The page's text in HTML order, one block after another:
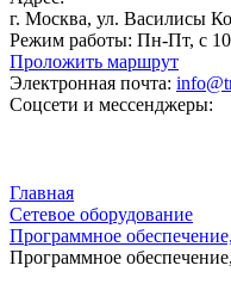
г. Москва, ул. Василисы
Режим работы: Пн-Пт, с
Проложить маршрут
Электронная почта:
Соцсети и мессенджеры:
Главная
Сетевое оборудование
Программное
Программное